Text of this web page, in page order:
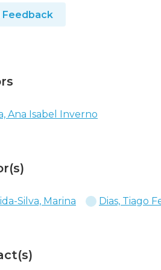
Feedback
Ana Isabel Inverno
Silva, Marina Dias, Tiago